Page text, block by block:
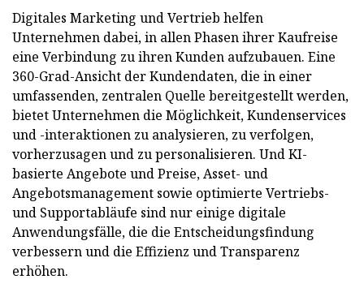
Digitales Marketing und Vertrieb helfen
Unternehmen dabei, in allen Phasen ihrer Kaufreise
eine Verbindung zu ihren Kunden aufzubauen. Eine
360-Grad-Ansicht der Kundendaten, die in einer
umfassenden, zentralen Quelle bereitgestellt werden,
bietet Unternehmen die Möglichkeit, Kundenservices
und -interaktionen zu analysieren, zu verfolgen,
vorherzusagen und zu personalisieren. Und KI-
basierte Angebote und Preise, Asset- und
Angebotsmanagement sowie optimierte Vertriebs-
und Supportabläufe sind nur einige digitale
Anwendungsfälle, die die Entscheidungsfindung
verbessern und die Effizienz und Transparenz
erhöhen.